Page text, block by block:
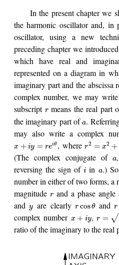
In the present chapter we
the harmonic oscillator and, in
oscillator, using a new
preceding chapter we
which have real and
represented on a diagram in
imaginary part and the abscissa
complex number, we may
subscript rmeans the real part
the imaginary part ofa.
may also write a complex
x + iy = reiθ , wherer2 = x2 +
(The complex conjugate of
a
reversing the sign ofi in a.)
number in either of two forms, a
magnitude r and a phase angle
andy are clearly r cosθandr
complex number x + iy,r = √
ratio of the imaginary to the real